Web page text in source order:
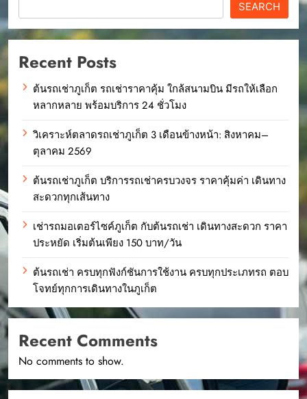
SEARCH
Recent Posts
ต้นรถเช่าภูเก็ต รถเช่าราคาคุ้ม ใกล้สนามบิน มีรถให้เลือก
หลากหลาย พร้อมบริการ 24 ชั่วโมง
วิเคราะห์ตลาดรถเช่าภูเก็ต 3 เดือนข้างหน้า: สิงหาคม–
ตุลาคม 2569
ต้นรถเช่าภูเก็ต บริการรถเช่าครบวงจร ราคาคุ้มค่า เดินทาง
สะดวกทุกเส้นทาง
เช่ารถมอเตอร์ไซค์ภูเก็ต กับต้นรถเช่า เดินทางสะดวก ราคา
ประหยัด เริ่มต้นเพียง 150 บาท/วัน
ต้นรถเช่า ครบทุกฟังก์ชันการใช้งาน ครบทุกประเภทรถ ตอบ
โจทย์ทุกการเดินทางในภูเก็ต
Recent Comments
No comments to show.